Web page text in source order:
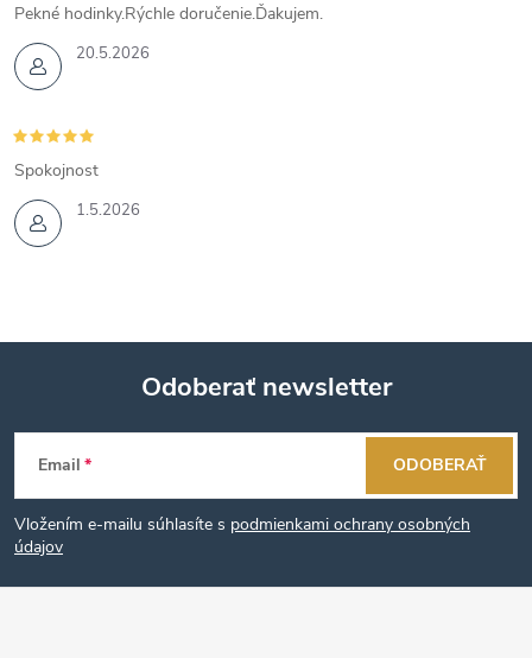
20.5.2026
Pekné hodinky.Rýchle doručenie.Ďakujem.
1.5.2026
Spokojnost
Z
á
p
Odoberať newsletter
Email
Vložením e-mailu súhlasíte s podmienkami ochrany osobných
údajov
ODOBERAŤ